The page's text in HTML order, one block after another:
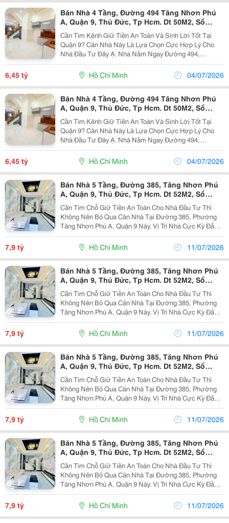
Bán Nhà 4 Tầng, Đường 494 Tăng Nhơn Phú
A, Quận 9, Thủ Đức, Tp Hcm. Dt 50M2, Sổ
Hồng Riêng. Giá 6,45 Tỷ.
Cần Tìm Kênh Giữ Tiền An Toàn Và Sinh Lời Tốt Tại
Quận 9? Căn Nhà Này Là Lựa Chọn Cực Hợp Lý Cho
Nhà Đầu Tư Đây Ạ. Nhà Nằm Ngay Đường 494,
Phường Tăng Nhơn Phú A. Vị Trí Này Thì Khỏi Bàn, Chỉ
Vài Bước Là Ra Lê Văn Việt, Lã Xuân Oai, Khu Công
Nghệ...
6,45 tỷ Hồ Chí Minh 04/07/2026
Bán Nhà 4 Tầng, Đường 494 Tăng Nhơn Phú
A, Quận 9, Thủ Đức, Tp Hcm. Dt 50M2, Sổ
Hồng Riêng. Giá 6,45 Tỷ.
Cần Tìm Kênh Giữ Tiền An Toàn Và Sinh Lời Tốt Tại
Quận 9? Căn Nhà Này Là Lựa Chọn Cực Hợp Lý Cho
Nhà Đầu Tư Đây Ạ. Nhà Nằm Ngay Đường 494,
Phường Tăng Nhơn Phú A. Vị Trí Này Thì Khỏi Bàn, Chỉ
Vài Bước Là Ra Lê Văn Việt, Lã Xuân Oai, Khu Công
Nghệ...
6,45 tỷ Hồ Chí Minh 04/07/2026
Bán Nhà 5 Tầng, Đường 385, Tăng Nhơn Phú
A, Quận 9, Thủ Đức, Tp Hcm. Dt 52M2, Sổ
Hồng. Giá 7,9 Tỷ
Cần Tìm Chỗ Giữ Tiền An Toàn Cho Nhà Đầu Tư Thì
Không Nên Bỏ Qua Căn Nhà Tại Đường 385, Phường
Tăng Nhơn Phú A, Quận 9 Này. Vị Trí Nhà Cực Kỳ Đắc
Địa, Ngay Khu Trung Tâm Quận 9 Thuận Tiện Di
Chuyển. Chỉ Vài Bước Là Ra Lê Văn Việt, Sau Lưng
Trường...
7,9 tỷ Hồ Chí Minh 11/07/2026
Bán Nhà 5 Tầng, Đường 385, Tăng Nhơn Phú
A, Quận 9, Thủ Đức, Tp Hcm. Dt 52M2, Sổ
Hồng. Giá 7,9 Tỷ
Cần Tìm Chỗ Giữ Tiền An Toàn Cho Nhà Đầu Tư Thì
Không Nên Bỏ Qua Căn Nhà Tại Đường 385, Phường
Tăng Nhơn Phú A, Quận 9 Này. Vị Trí Nhà Cực Kỳ Đắc
Địa, Ngay Khu Trung Tâm Quận 9 Thuận Tiện Di
Chuyển. Chỉ Vài Bước Là Ra Lê Văn Việt, Sau Lưng
Trường...
7,9 tỷ Hồ Chí Minh 11/07/2026
Bán Nhà 5 Tầng, Đường 385, Tăng Nhơn Phú
A, Quận 9, Thủ Đức, Tp Hcm. Dt 52M2, Sổ
Hồng. Giá 7,9 Tỷ
Cần Tìm Chỗ Giữ Tiền An Toàn Cho Nhà Đầu Tư Thì
Không Nên Bỏ Qua Căn Nhà Tại Đường 385, Phường
Tăng Nhơn Phú A, Quận 9 Này. Vị Trí Nhà Cực Kỳ Đắc
Địa, Ngay Khu Trung Tâm Quận 9 Thuận Tiện Di
Chuyển. Chỉ Vài Bước Là Ra Lê Văn Việt, Sau Lưng
Trường...
7,9 tỷ Hồ Chí Minh 11/07/2026
Bán Nhà 5 Tầng, Đường 385, Tăng Nhơn Phú
A, Quận 9, Thủ Đức, Tp Hcm. Dt 52M2, Sổ
Hồng. Giá 7,9 Tỷ
Cần Tìm Chỗ Giữ Tiền An Toàn Cho Nhà Đầu Tư Thì
Không Nên Bỏ Qua Căn Nhà Tại Đường 385, Phường
Tăng Nhơn Phú A, Quận 9 Này. Vị Trí Nhà Cực Kỳ Đắc
Địa, Ngay Khu Trung Tâm Quận 9 Thuận Tiện Di
Chuyển. Chỉ Vài Bước Là Ra Lê Văn Việt, Sau Lưng
Trường...
7,9 tỷ Hồ Chí Minh 11/07/2026